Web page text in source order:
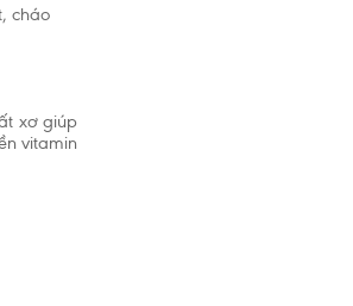
cháo
xơ giúp
vitamin